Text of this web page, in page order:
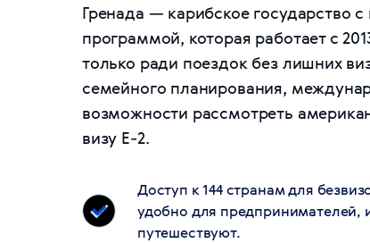
Гренада — карибское государство
программой, которая работает с
только ради поездок без лишних
семейного планирования,
возможности рассмотреть
визу E-2.
Доступ к 144 странам для
удобно для предпринимателей,
путешествуют.